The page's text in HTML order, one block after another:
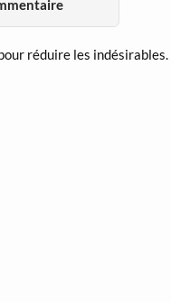
réduire les indésirables.